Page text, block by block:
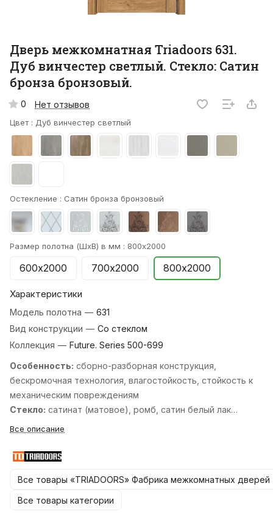
Дверь межкомнатная Triadoors 631.
Дуб винчестер светлый. Стекло: Сатин
бронза бронзовый.
0 Нет отзывов
Цвет : Дуб винчестер светлый
Остекление : Сатин бронза бронзовый
Размер полотна (ШхВ) в мм : 800х2000
600х2000 700х2000 800х2000
Характеристики
Модель полотна — 631
Вид конструкции — Со стеклом
Коллекция — Future. Series 500-699
Особенность: cборно-разборная конструкция,
бескромочная технология, влагостойкость, стойкость к
механическим повреждениям
Стекло: сатинат (матовое), ромб, cатин белый лак
перламутр, cатин белый лак прозрачный, cатин бронза
графит лак прозрачный, cтекло кристалл зеркальная
Стандартные размеры:600, 700, 800, 900х2000 мм. и
550, 600х1900 мм.
Все описание
Все товары «TRIADOORS» Фабрика межкомнатных дверей
Все товары категории